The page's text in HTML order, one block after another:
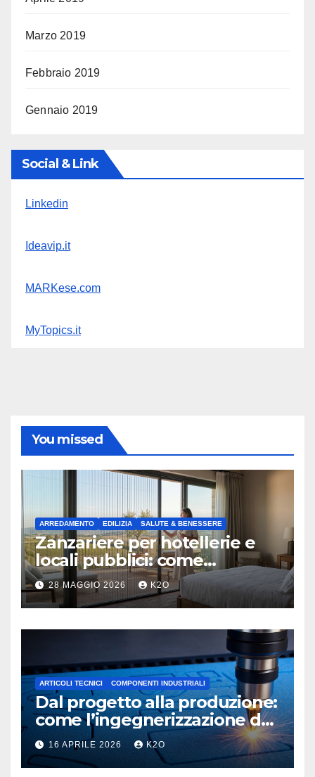
Marzo 2019
Febbraio 2019
Gennaio 2019
Social & Link
Linkedin
Ideavip.it
MARKese.com
MyTopics.it
You missed
ARREDAMENTO EDILIZIA SALUTE & BENESSERE
Zanzariere per hotellerie e
locali pubblici: come
migliorare l’esperienza dei
tuoi ospiti
28 MAGGIO 2026 K2O
ARTICOLI TECNICI COMPONENTI INDUSTRIALI
Dal progetto alla produzione:
come l’ingegnerizzazione dei
materiali Espansi ottimizza la
supply chain industriale
16 APRILE 2026 K2O